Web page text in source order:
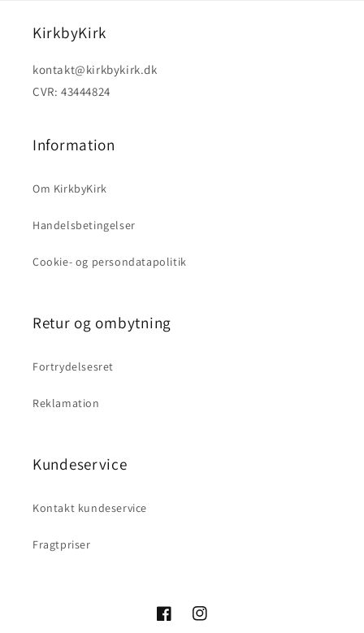
KirkbyKirk
kontakt@kirkbykirk.dk
CVR: 43444824
Information
Om KirkbyKirk
Handelsbetingelser
Cookie- og persondatapolitik
Retur og ombytning
Fortrydelsesret
Reklamation
Kundeservice
Kontakt kundeservice
Fragtpriser
FacebookInstagram